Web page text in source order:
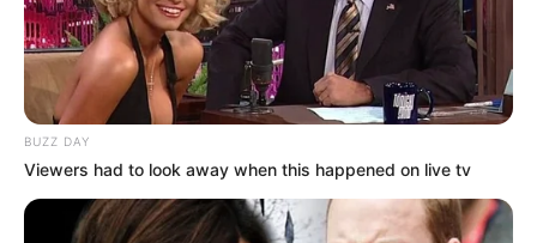
TAGS AISYAH AQILAH RUMAH ARTIS
BUZZ DAY
Viewers had to look away when this happened on live tv